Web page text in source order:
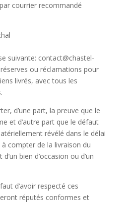
courrier recommandé
suivante: contact@chastel-
ou réclamations pour
livrés, avec tous les
d’une part, la preuve que le
et d’autre part que le défaut
révélé dans le délai
compter de la livraison du
d’un bien d’occasion ou d’un
d’avoir respecté ces
réputés conformes et